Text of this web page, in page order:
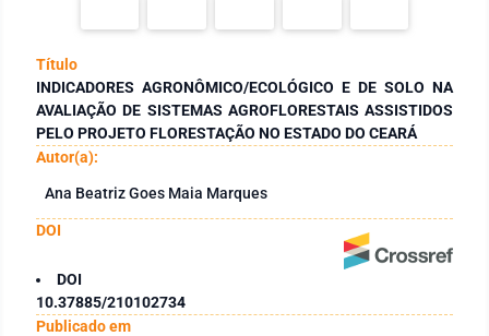
Título
INDICADORES AGRONÔMICO/ECOLÓGICO E DE SOLO NA
AVALIAÇÃO DE SISTEMAS AGROFLORESTAIS ASSISTIDOS
PELO PROJETO FLORESTAÇÃO NO ESTADO DO CEARÁ
Autor(a):
Ana Beatriz Goes Maia Marques
DOI
DOI
10.37885/210102734
Publicado em